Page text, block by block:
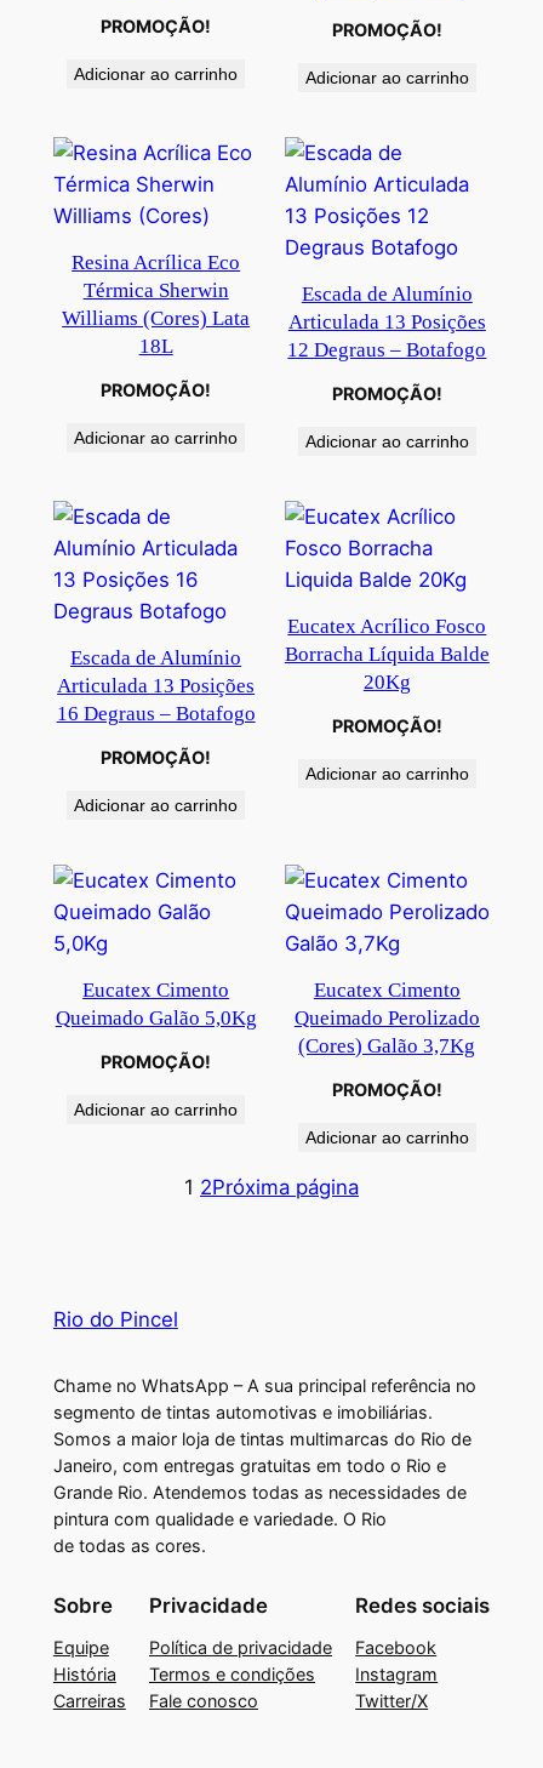
PROMOÇÃO!
Adicionar ao carrinho
PROMOÇÃO!
Adicionar ao carrinho
Resina Acrílica Eco
Térmica Sherwin
Williams (Cores) Lata
18L
PROMOÇÃO!
Adicionar ao carrinho
Escada de Alumínio
Articulada 13 Posições
12 Degraus – Botafogo
PROMOÇÃO!
Adicionar ao carrinho
Escada de Alumínio
Articulada 13 Posições
16 Degraus – Botafogo
PROMOÇÃO!
Adicionar ao carrinho
Eucatex Acrílico Fosco
Borracha Líquida Balde
20Kg
PROMOÇÃO!
Adicionar ao carrinho
Eucatex Cimento
Queimado Galão 5,0Kg
PROMOÇÃO!
Adicionar ao carrinho
Eucatex Cimento
Queimado Perolizado
(Cores) Galão 3,7Kg
PROMOÇÃO!
Adicionar ao carrinho
1 2Próxima página
Rio do Pincel
Chame no WhatsApp – A sua principal referência no
segmento de tintas automotivas e imobiliárias.
Somos a maior loja de tintas multimarcas do Rio de
Janeiro, com entregas gratuitas em todo o Rio e
Grande Rio. Atendemos todas as necessidades de
pintura com qualidade e variedade. O Rio
de todas as cores.
Sobre
Equipe
História
Carreiras
Privacidade
Política de privacidade
Termos e condições
Fale conosco
Redes sociais
Facebook
Instagram
Twitter/X